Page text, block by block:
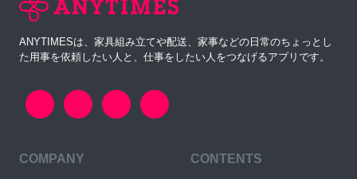
ANYTIMESは、家具組み立てや配送、家事などの日常のちょっとし
た用事を依頼したい人と、仕事をしたい人をつなげるアプリです。
COMPANY CONTENTS